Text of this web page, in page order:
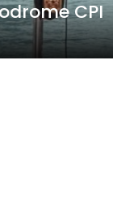
CPI